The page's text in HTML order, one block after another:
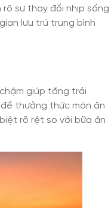
sự thay đổi nhịp sống
lưu trú trung bình
giúp tăng trải
thưởng thức món ăn
rõ rệt so với bữa ăn